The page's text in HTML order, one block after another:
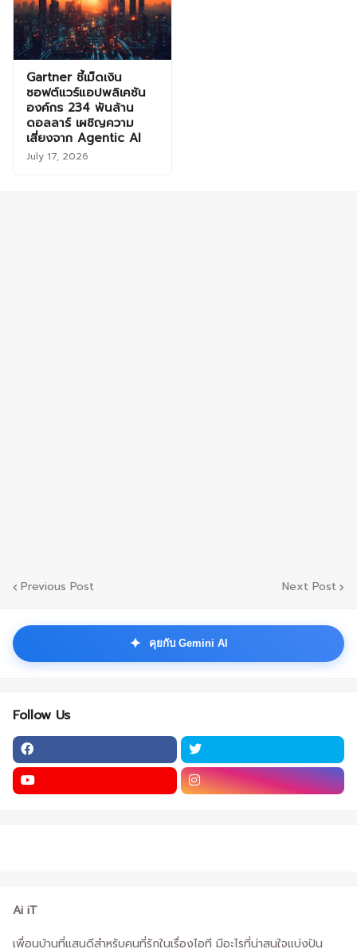
Gartner ชี้เม็ดเงิน
ซอฟต์แวร์แอปพลิเคชัน
องค์กร 234 พันล้าน
ดอลลาร์ เผชิญความ
เสี่ยงจาก Agentic AI
July 17, 2026
Previous Post Next Post
✦ คุยกับ Gemini AI
Follow Us
Ai iT
เพื่อนบ้านที่แสนดีสำหรับคนที่รักในเรื่องไอที มีอะไรที่น่าสนใจแบ่งปัน